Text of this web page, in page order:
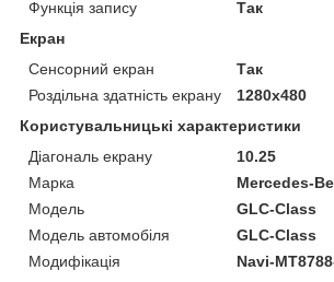
Функція запису
Так
Екран
Сенсорний екран
Так
Роздільна здатність екрану
1280x480
Користувальницькі характеристики
Діагональ екрану
10.25
Марка
Mercedes-
Модель
GLC-Class
Модель автомобіля
GLC-Class
Модифікація
Navi-